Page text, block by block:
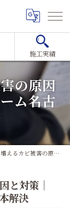
施工実績
の原因
ム名古
の原因と対策｜カビ取リフォーム名古屋で根本解決
と対策｜
解決